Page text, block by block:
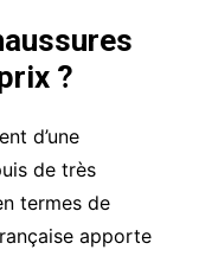
?
d’une
de très
termes de
apporte